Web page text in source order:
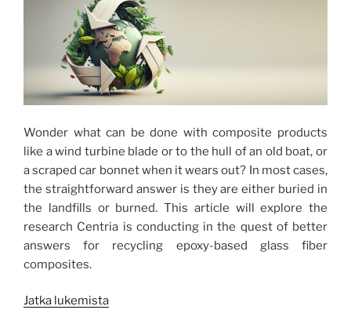
Wonder what can be done with composite products
like a wind turbine blade or to the hull of an old boat, or
a scraped car bonnet when it wears out? In most cases,
the straightforward answer is they are either buried in
the landfills or burned. This article will explore the
research Centria is conducting in the quest of better
answers for recycling epoxy-based glass fiber
composites.
Jatka lukemista”Beyond